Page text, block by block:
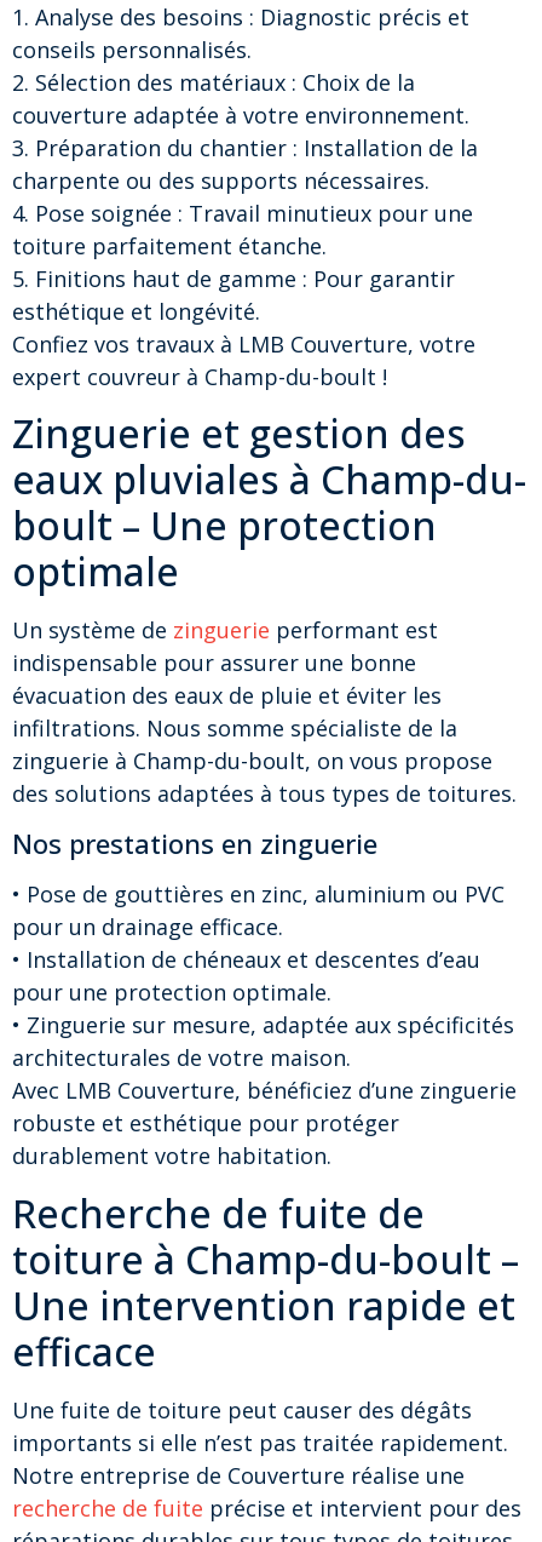
1. Analyse des besoins : Diagnostic précis et
conseils personnalisés.
2. Sélection des matériaux : Choix de la
couverture adaptée à votre environnement.
3. Préparation du chantier : Installation de la
charpente ou des supports nécessaires.
4. Pose soignée : Travail minutieux pour une
toiture parfaitement étanche.
5. Finitions haut de gamme : Pour garantir
esthétique et longévité.
Confiez vos travaux à LMB Couverture, votre
expert couvreur à Champ-du-boult !
Zinguerie et gestion des
eaux pluviales à Champ-du-
boult – Une protection
optimale
Un système de zinguerie performant est
indispensable pour assurer une bonne
évacuation des eaux de pluie et éviter les
infiltrations. Nous somme spécialiste de la
zinguerie à Champ-du-boult, on vous propose
des solutions adaptées à tous types de toitures.
Nos prestations en zinguerie
• Pose de gouttières en zinc, aluminium ou PVC
pour un drainage efficace.
• Installation de chéneaux et descentes d’eau
pour une protection optimale.
• Zinguerie sur mesure, adaptée aux spécificités
architecturales de votre maison.
Avec LMB Couverture, bénéficiez d’une zinguerie
robuste et esthétique pour protéger
durablement votre habitation.
Recherche de fuite de
toiture à Champ-du-boult –
Une intervention rapide et
efficace
Une fuite de toiture peut causer des dégâts
importants si elle n’est pas traitée rapidement.
Notre entreprise de Couverture réalise une
recherche de fuite précise et intervient pour des